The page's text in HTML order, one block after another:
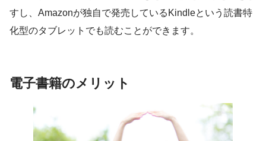
すし、Amazonが独自で発売しているKindleという読書特
化型のタブレットでも読むことができます。
電子書籍のメリット